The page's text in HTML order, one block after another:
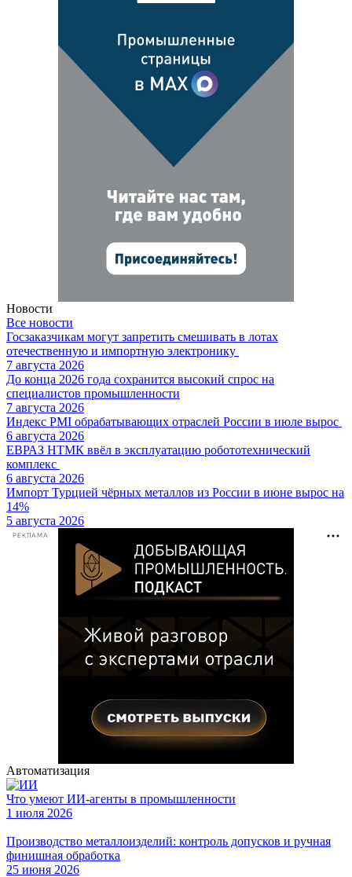
Новости
Все новости
Госзаказчикам могут запретить смешивать в лотах
отечественную и импортную электронику
7 августа 2026
До конца 2026 года сохранится высокий спрос на
специалистов промышленности
7 августа 2026
Индекс PMI обрабатывающих отраслей России в июле вырос
6 августа 2026
ЕВРАЗ НТМК ввёл в эксплуатацию робототехнический
комплекс
6 августа 2026
Импорт Турцией чёрных металлов из России в июне вырос на
14%
5 августа 2026
РЕКЛАМА
Автоматизация
Что умеют ИИ-агенты в промышленности
1 июля 2026
Производство металлоизделий: контроль допусков и ручная
финишная обработка
25 июня 2026